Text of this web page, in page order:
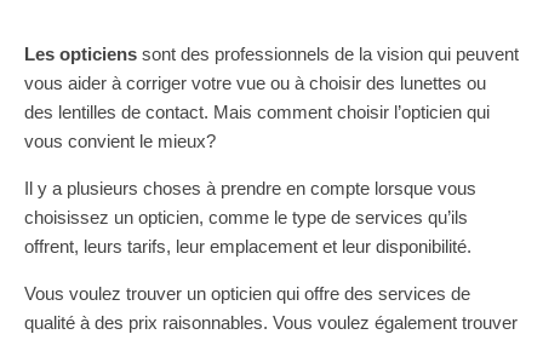
Les opticiens sont des professionnels de la vision qui peuvent
vous aider à corriger votre vue ou à choisir des lunettes ou
des lentilles de contact. Mais comment choisir l’opticien qui
vous convient le mieux?
Il y a plusieurs choses à prendre en compte lorsque vous
choisissez un opticien, comme le type de services qu’ils
offrent, leurs tarifs, leur emplacement et leur disponibilité.
Vous voulez trouver un opticien qui offre des services de
qualité à des prix raisonnables. Vous voulez également trouver